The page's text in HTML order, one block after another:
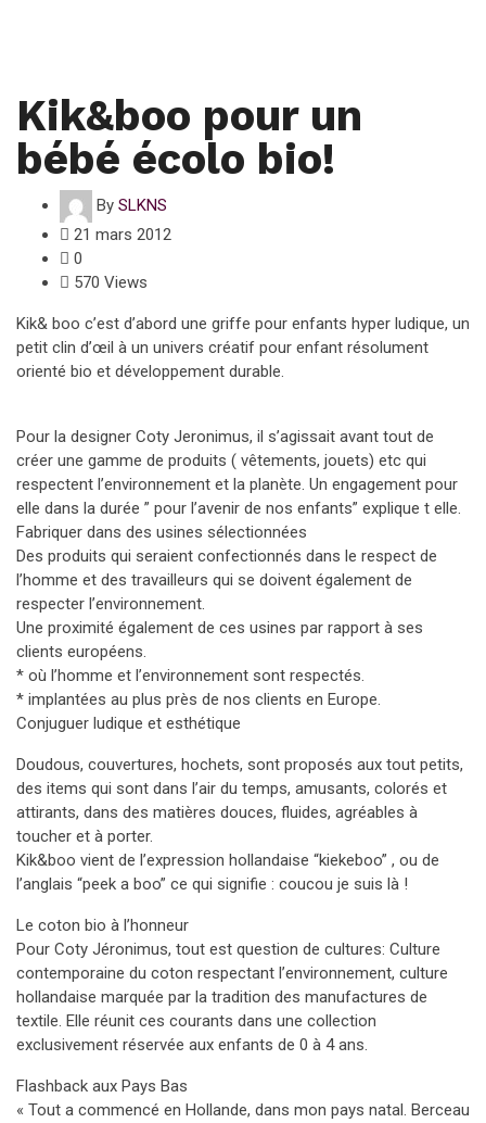
Kik&boo pour un
bébé écolo bio!
By SLKNS
21 mars 2012
0
570 Views
Kik& boo c’est d’abord une griffe pour enfants hyper ludique, un
petit clin d’œil à un univers créatif pour enfant résolument
orienté bio et développement durable.
Pour la designer Coty Jeronimus, il s’agissait avant tout de
créer une gamme de produits ( vêtements, jouets) etc qui
respectent l’environnement et la planète. Un engagement pour
elle dans la durée ” pour l’avenir de nos enfants” explique t elle.
Fabriquer dans des usines sélectionnées
Des produits qui seraient confectionnés dans le respect de
l’homme et des travailleurs qui se doivent également de
respecter l’environnement.
Une proximité également de ces usines par rapport à ses
clients européens.
* où l’homme et l’environnement sont respectés.
* implantées au plus près de nos clients en Europe.
Conjuguer ludique et esthétique
Doudous, couvertures, hochets, sont proposés aux tout petits,
des items qui sont dans l’air du temps, amusants, colorés et
attirants, dans des matières douces, fluides, agréables à
toucher et à porter.
Kik&boo vient de l’expression hollandaise “kiekeboo” , ou de
l’anglais “peek a boo” ce qui signifie : coucou je suis là !
Le coton bio à l’honneur
Pour Coty Jéronimus, tout est question de cultures: Culture
contemporaine du coton respectant l’environnement, culture
hollandaise marquée par la tradition des manufactures de
textile. Elle réunit ces courants dans une collection
exclusivement réservée aux enfants de 0 à 4 ans.
Flashback aux Pays Bas
« Tout a commencé en Hollande, dans mon pays natal. Berceau